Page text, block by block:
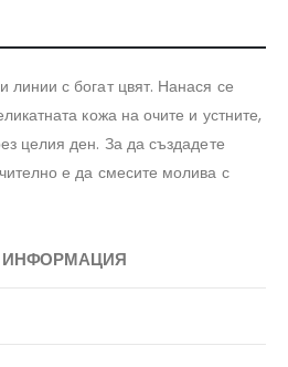
линии с богат цвят. Нанася се
кожа на очите и устните,
целия ден. За да създадете
е да смесите молива с